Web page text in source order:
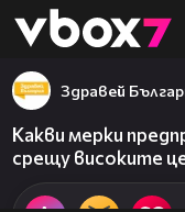
👾
Здравей
Какви мерки
срещу високите